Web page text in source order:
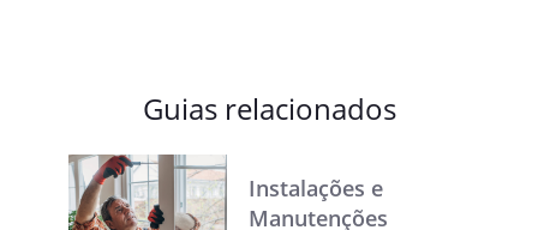
Guias relacionados
Instalações e
Manutenções